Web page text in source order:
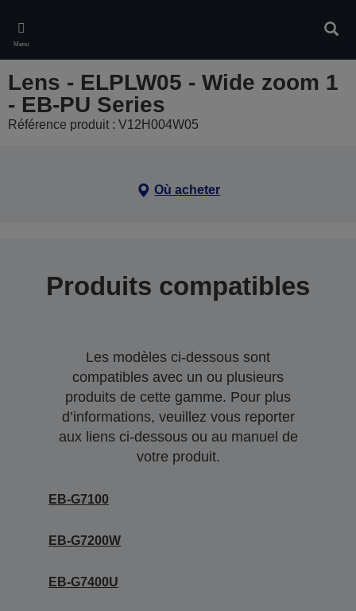
main
content
Menu
Lens - ELPLW05 - Wide zoom 1
- EB-PU Series
Référence produit : V12H004W05
Où acheter
Produits compatibles
Les modèles ci-dessous sont
compatibles avec un ou plusieurs
produits de cette gamme. Pour plus
d’informations, veuillez vous reporter
aux liens ci-dessous ou au manuel de
votre produit.
EB-G7100
EB-G7200W
EB-G7400U